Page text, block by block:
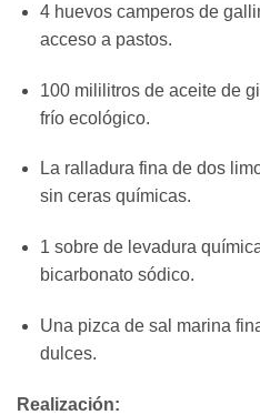
4 huevos camperos de
acceso a pastos.
100 mililitros de aceite de
frío ecológico.
La ralladura fina de dos
sin ceras químicas.
1 sobre de levadura
bicarbonato sódico.
Una pizca de sal marina
dulces.
Realización: